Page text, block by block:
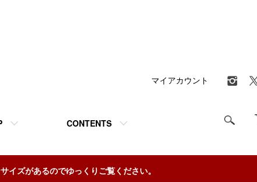
CONTENTS
マイアカウント
イズがあるのでゆっくりご覧ください。